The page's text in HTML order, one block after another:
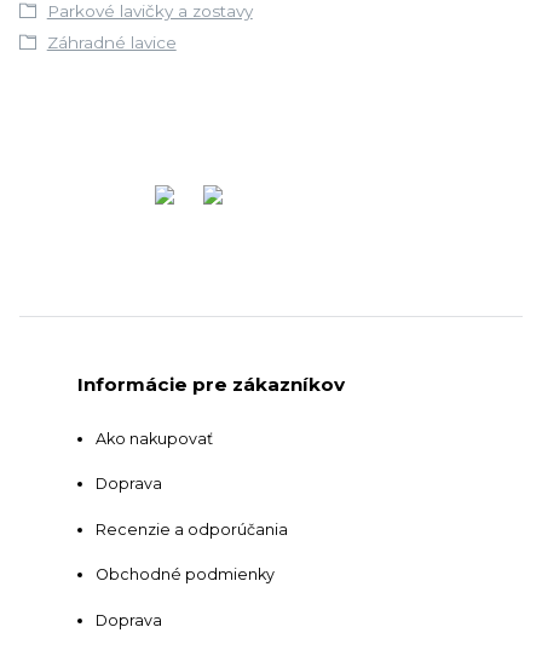
Parkové lavičky a zostavy
Záhradné lavice
Informácie pre zákazníkov
Ako nakupovať
Doprava
Recenzie a odporúčania
Obchodné podmienky
Doprava